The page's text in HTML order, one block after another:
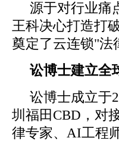
源于对行业痛
王科决心打造打
奠定了云连锁"法
讼博士建立全
讼博士成立于
圳福田CBD，对
律专家、AI工程